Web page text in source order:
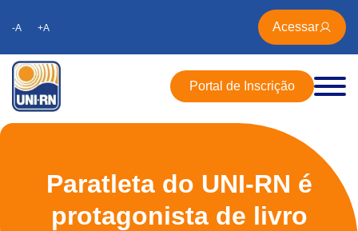
-A +A Acessar
Portal de Inscrição
Paratleta do UNI-RN é
protagonista de livro